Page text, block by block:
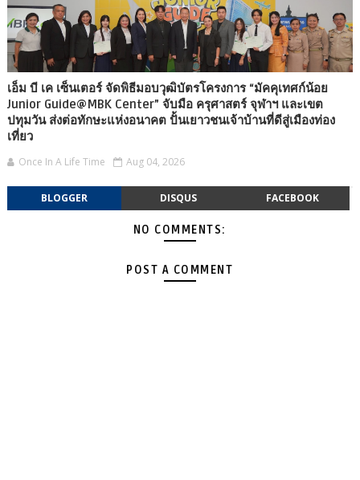
เอ็ม บี เค เซ็นเตอร์ จัดพิธีมอบวุฒิบัตรโครงการ “มัคคุเทศก์น้อย
Junior Guide@MBK Center” จับมือ ครุศาสตร์ จุฬาฯ และเขต
ปทุมวัน ส่งต่อทักษะแห่งอนาคต ปั้นเยาวชนเจ้าบ้านที่ดีสู่เมืองท่อง
เที่ยว
Once In A Life Time Aug 04, 2026
BLOGGER DISQUS FACEBOOK
NO COMMENTS:
POST A COMMENT